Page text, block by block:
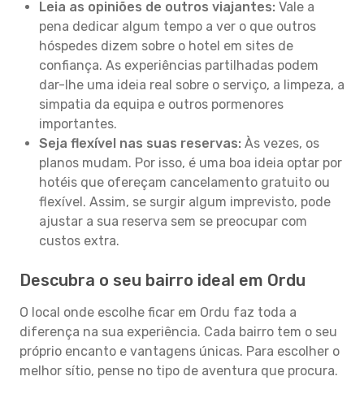
Leia as opiniões de outros viajantes: Vale a
pena dedicar algum tempo a ver o que outros
hóspedes dizem sobre o hotel em sites de
confiança. As experiências partilhadas podem
dar-lhe uma ideia real sobre o serviço, a limpeza, a
simpatia da equipa e outros pormenores
importantes.
Seja flexível nas suas reservas: Às vezes, os
planos mudam. Por isso, é uma boa ideia optar por
hotéis que ofereçam cancelamento gratuito ou
flexível. Assim, se surgir algum imprevisto, pode
ajustar a sua reserva sem se preocupar com
custos extra.
Descubra o seu bairro ideal em Ordu
O local onde escolhe ficar em Ordu faz toda a
diferença na sua experiência. Cada bairro tem o seu
próprio encanto e vantagens únicas. Para escolher o
melhor sítio, pense no tipo de aventura que procura.